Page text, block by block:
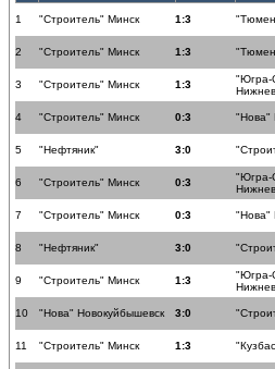
1 "Строитель" Минск 1:3
2 "Строитель" Минск 1:3
3 "Строитель" Минск 1:3
"Югра-
4 "Строитель" Минск 0:3 "Нова"
5 "Нефтяник" 3:0
6 "Строитель" Минск 0:3
"Югра-
7 "Строитель" Минск 0:3 "Нова"
8 "Нефтяник" 3:0
9 "Строитель" Минск 1:3
"Югра-
10 "Нова" Новокуйбышевск 3:0
11 "Строитель" Минск 1:3